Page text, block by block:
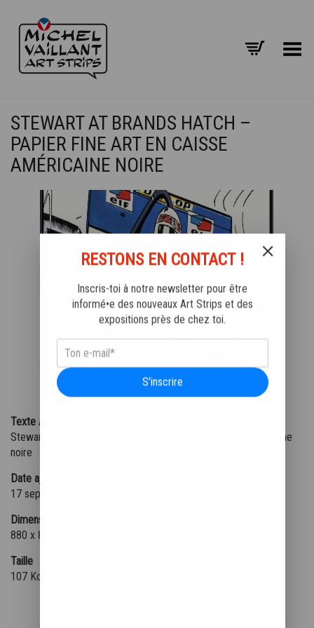
Basculer le menu
STEWART AT BRANDS HATCH –
PAPIER FINE ART EN CAISSE
AMÉRICAINE NOIRE
Texte Alternatif
Stewart At Brands Hatch – Papier Fine Art en caisse américaine
noire
Date ajoutée
17 septembre 2018
Dimensions
880 x 880
Taille
107 Ko
RESTONS EN CONTACT !
Inscris-toi à notre newsletter pour être
informé•e des nouveaux Art Strips et des
expositions près de chez toi.
S'inscrire